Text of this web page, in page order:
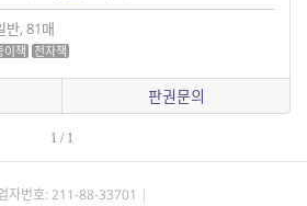
반, 81매
이책 전자책
판권문의
1 / 1
자번호: 211-88-33701